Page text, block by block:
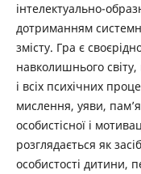
інтелектуально-
дотриманням
змісту. Гра є
навколишнього
і всіх психічних
мислення, уяви,
особистісної і
розглядається як
особистості дитини,